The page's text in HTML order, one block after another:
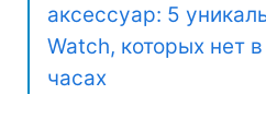
аксессуар: 5
Watch, которых нет
часах